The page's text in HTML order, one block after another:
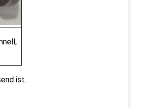
ist.